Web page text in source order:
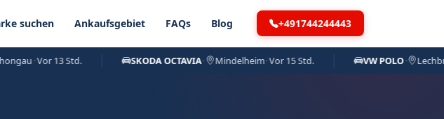
suchen Ankaufsgebiet FAQs Blog +491744244443
·Vor 13 Std. SKODA OCTAVIA· Mindelheim·Vor 15 Std. VW POLO· Lechbruck